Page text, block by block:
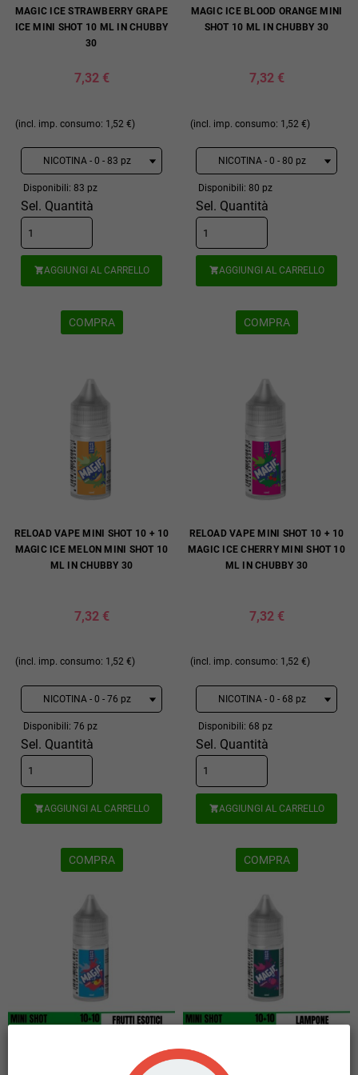
MAGIC ICE STRAWBERRY GRAPE
ICE MINI SHOT 10 ML IN CHUBBY
30
7,32 €
(incl. imp. consumo: 1,52 €)
Disponibili: 83 pz
Sel. Quantità
AGGIUNGI AL CARRELLO
COMPRA
MAGIC ICE BLOOD ORANGE MINI
SHOT 10 ML IN CHUBBY 30
7,32 €
(incl. imp. consumo: 1,52 €)
Disponibili: 80 pz
Sel. Quantità
AGGIUNGI AL CARRELLO
COMPRA
RELOAD VAPE MINI SHOT 10 + 10
MAGIC ICE MELON MINI SHOT 10
ML IN CHUBBY 30
7,32 €
(incl. imp. consumo: 1,52 €)
Disponibili: 76 pz
Sel. Quantità
AGGIUNGI AL CARRELLO
COMPRA
RELOAD VAPE MINI SHOT 10 + 10
MAGIC ICE CHERRY MINI SHOT 10
ML IN CHUBBY 30
7,32 €
(incl. imp. consumo: 1,52 €)
Disponibili: 68 pz
Sel. Quantità
AGGIUNGI AL CARRELLO
COMPRA
RELOAD VAPE MINI SHOT 10 + 10
RELOAD VAPE MINI SHOT 10 + 10